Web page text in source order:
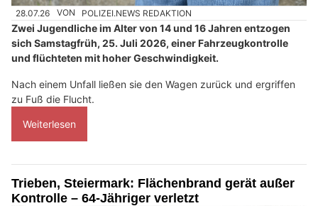
28.07.26 VON POLIZEI.NEWS REDAKTION
Zwei Jugendliche im Alter von 14 und 16 Jahren entzogen
sich Samstagfrüh, 25. Juli 2026, einer Fahrzeugkontrolle
und flüchteten mit hoher Geschwindigkeit.
Nach einem Unfall ließen sie den Wagen zurück und ergriffen
zu Fuß die Flucht.
Weiterlesen
Trieben, Steiermark: Flächenbrand gerät außer
Kontrolle – 64-Jähriger verletzt